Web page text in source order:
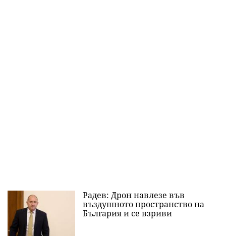
Радев: Дрон навлезе във
въздушното пространство на
България и се взриви